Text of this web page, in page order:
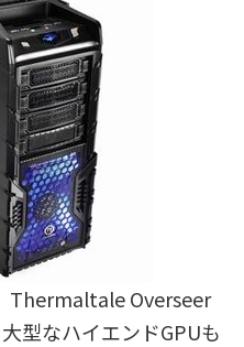
Thermaltale Overseer
型なハイエンドGPUも